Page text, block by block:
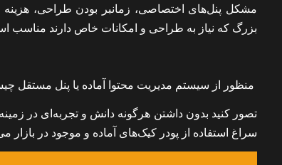
مشکل پنل‌های اختصاصی، زمانبر بودن طراحی،
بزرگ که نیاز به طراحی و امکانات خاص دارند
منظور از سیستم مدیریت محتوا آماده یا پنل مستقل
تصور کنید بدون داشتن هرگونه دانش و تجربه‌ای در
سراغ استفاده از پودر کیک‌های آماده و موجود در